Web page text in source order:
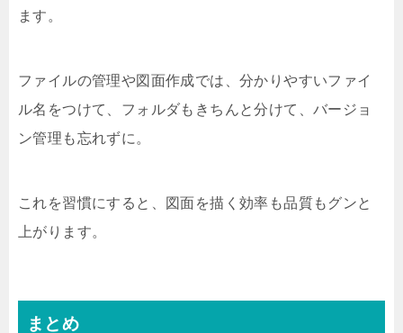
ます。
ファイルの管理や図面作成では、分かりやすいファイ
ル名をつけて、フォルダもきちんと分けて、バージョ
ン管理も忘れずに。
これを習慣にすると、図面を描く効率も品質もグンと
上がります。
まとめ